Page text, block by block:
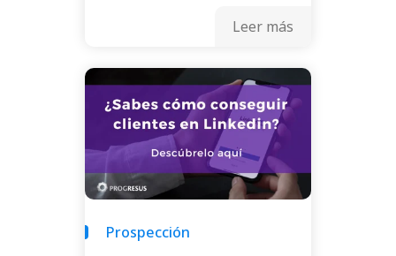
Leer más
Prospección